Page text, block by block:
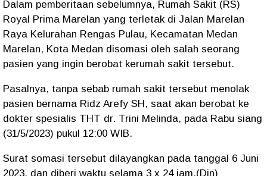
Dalam pemberitaan sebelumnya, Rumah Sakit (RS)
Royal Prima Marelan yang terletak di Jalan Marelan
Raya Kelurahan Rengas Pulau, Kecamatan Medan
Marelan, Kota Medan disomasi oleh salah seorang
pasien yang ingin berobat kerumah sakit tersebut.
Pasalnya, tanpa sebab rumah sakit tersebut menolak
pasien bernama Ridz Arefy SH, saat akan berobat ke
dokter spesialis THT dr. Trini Melinda, pada Rabu siang
(31/5/2023) pukul 12:00 WIB.
Surat somasi tersebut dilayangkan pada tanggal 6 Juni
2023, dan diberi waktu selama 3 x 24 jam.(Din)